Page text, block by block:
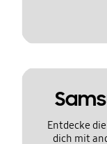
Entdecke
dich mit